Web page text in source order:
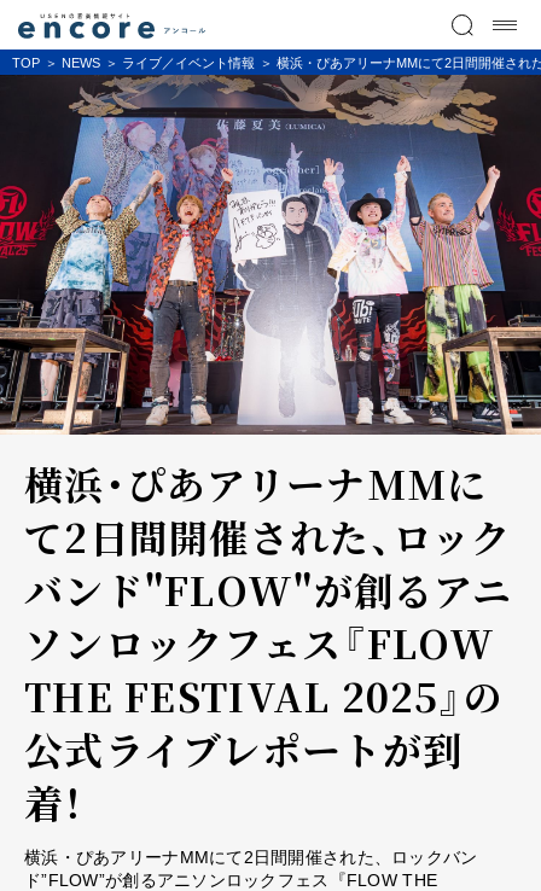
TOP NEWS ライブ／イベント情報 横浜・ぴあアリーナMMにて2日間開催され
横浜・ぴあアリーナMMに
て2日間開催された、ロック
バンド"FLOW"が創るアニ
ソンロックフェス『FLOW
THE FESTIVAL 2025』の
公式ライブレポートが到
着！
横浜・ぴあアリーナMMにて2日間開催された、ロックバン
ド”FLOW”が創るアニソンロックフェス『FLOW THE